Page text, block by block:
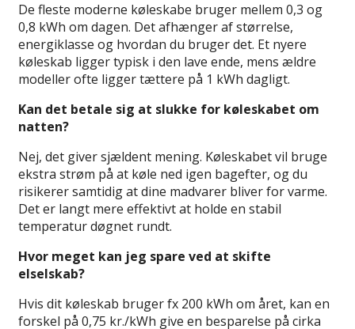
De fleste moderne køleskabe bruger mellem 0,3 og
0,8 kWh om dagen. Det afhænger af størrelse,
energiklasse og hvordan du bruger det. Et nyere
køleskab ligger typisk i den lave ende, mens ældre
modeller ofte ligger tættere på 1 kWh dagligt.
Kan det betale sig at slukke for køleskabet om
natten?
Nej, det giver sjældent mening. Køleskabet vil bruge
ekstra strøm på at køle ned igen bagefter, og du
risikerer samtidig at dine madvarer bliver for varme.
Det er langt mere effektivt at holde en stabil
temperatur døgnet rundt.
Hvor meget kan jeg spare ved at skifte
elselskab?
Hvis dit køleskab bruger fx 200 kWh om året, kan en
forskel på 0,75 kr./kWh give en besparelse på cirka